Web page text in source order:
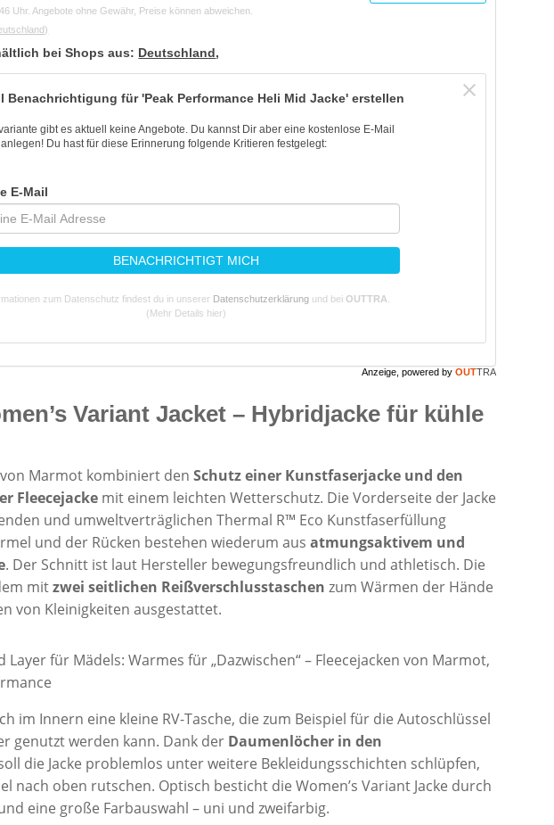
Uhr. Angebote ohne Gewähr, Preise können abweichen.
bei Shops aus: Deutschland,
Benachrichtigung für 'Peak Performance Heli Mid Jacke' erstellen
gibt es aktuell keine Angebote. Du kannst Dir aber eine kostenlose E-Mail
Du hast für diese Erinnerung folgende Kritieren festgelegt:
E-Mail
BENACHRICHTIGT MICH
zum Datenschutz findest du in unserer Datenschutzerklärung und beiOUTTRA
(Mehr Details hier)
Anzeige, powered byOUTTRA
Variant Jacket – Hybridjacke für kühle
von Marmot kombiniert denSchutz einer Kunstfaserjacke und den
Fleecejacke mit einem leichten Wetterschutz. Die Vorderseite der Jacke
und umweltverträglichen Thermal R™ Eco Kunstfaserfüllung
und der Rücken bestehen wiederum ausatmungsaktivem und
. Der Schnitt ist laut Hersteller bewegungsfreundlich und athletisch. Die
mitzwei seitlichen Reißverschlusstaschen zum Wärmen der Hände
von Kleinigkeiten ausgestattet.
im Innern eine kleine RV-Tasche, die zum Beispiel für die Autoschlüssel
genutzt werden kann. Dank der Daumenlöcher in den
die Jacke problemlos unter weitere Bekleidungsschichten schlüpfen,
nach oben rutschen. Optisch besticht die Women’s Variant Jacke durch
eine große Farbauswahl – uni und zweifarbig.